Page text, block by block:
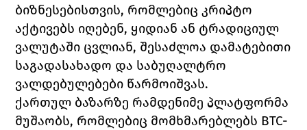
ბიზნესებისთვის, რომლებიც კრიპტო
აქტივებს იღებენ, ყიდიან ან ტრადიციულ
ვალუტაში ცვლიან, შესაძლოა დამატებითი
საგადასახადო და საბუღალტრო
ვალდებულებები წარმოიშვას.
ქართულ ბაზარზე რამდენიმე პლატფორმა
მუშაობს, რომლებიც მომხმარებლებს BTC-